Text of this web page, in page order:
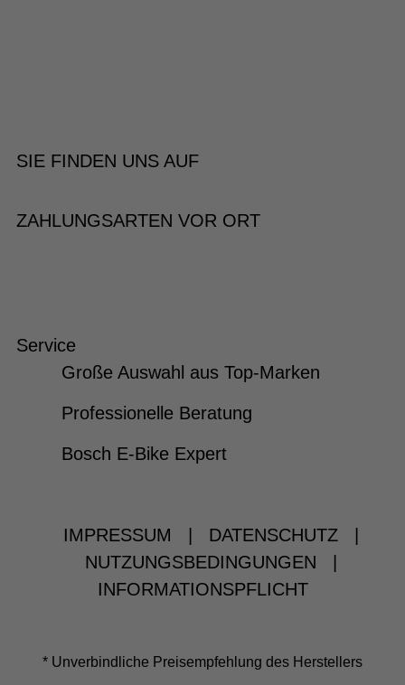
SIE FINDEN UNS AUF
ZAHLUNGSARTEN VOR ORT
Service
Große Auswahl aus Top-Marken
Professionelle Beratung
Bosch E-Bike Expert
IMPRESSUM DATENSCHUTZ
NUTZUNGSBEDINGUNGEN
INFORMATIONSPFLICHT
* Unverbindliche Preisempfehlung des Herstellers